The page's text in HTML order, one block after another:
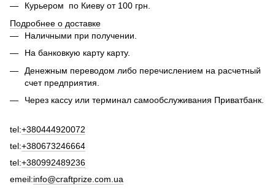
Курьером по Киеву от 100 грн.
Подробнее о доставке
Наличными при получении.
На банковкую карту карту.
Денежным переводом либо перечислением на расчетный
счет предприятия.
Через кассу или терминал самообслуживания Приватбанк.
tel:+380444920072
tel:+380673246664
tel:+380992489236
emeil:info@craftprize.com.ua